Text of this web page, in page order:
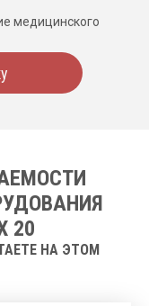
медицинского
20
НА ЭТОМ